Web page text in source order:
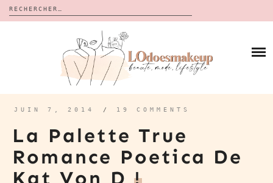
Rechercher :
CALENDRIERS DE L’AVENT
BON PLAN
À PROPOS
CONTACT
JUIN 7, 2014 / 19 COMMENTS
La Palette True
Romance Poetica De
Kat Von D !